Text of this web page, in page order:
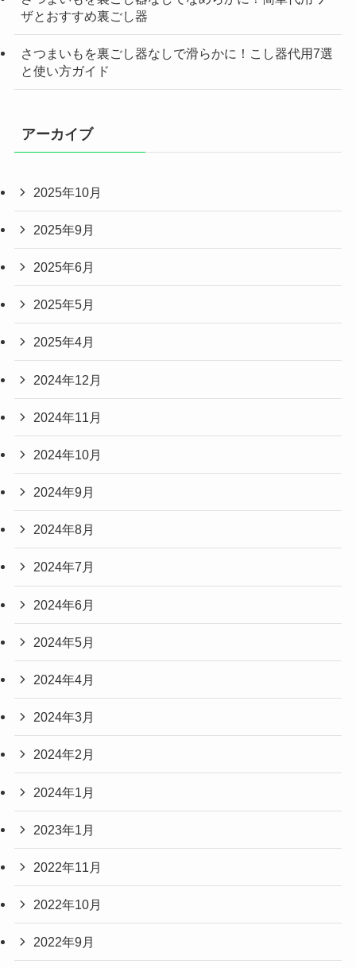
ザとおすすめ裏ごし器
さつまいもを裏ごし器なしで滑らかに！こし器代用7選
と使い方ガイド
アーカイブ
2025年10月
2025年9月
2025年6月
2025年5月
2025年4月
2024年12月
2024年11月
2024年10月
2024年9月
2024年8月
2024年7月
2024年6月
2024年5月
2024年4月
2024年3月
2024年2月
2024年1月
2023年1月
2022年11月
2022年10月
2022年9月